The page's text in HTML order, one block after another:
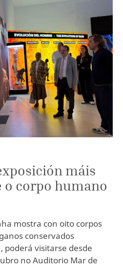
máis
o corpo humano
mostra con oito corpos
conservados
poderá visitarse desde
no Auditorio Mar de